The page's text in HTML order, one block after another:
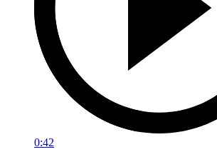
0:42